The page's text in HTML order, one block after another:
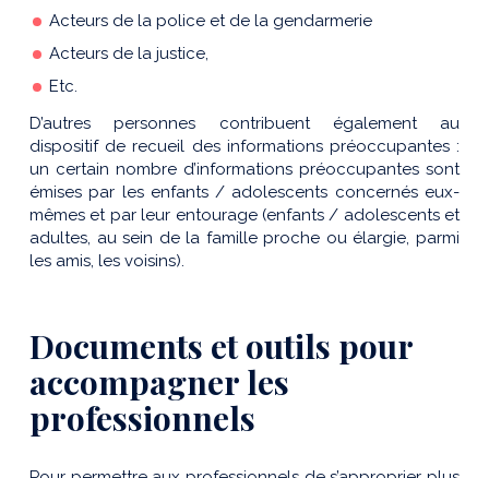
Acteurs de la police et de la gendarmerie
Acteurs de la justice,
Etc.
D’autres personnes contribuent également au
dispositif de recueil des informations préoccupantes :
un certain nombre d’informations préoccupantes sont
émises par les enfants / adolescents concernés eux-
mêmes et par leur entourage (enfants / adolescents et
adultes, au sein de la famille proche ou élargie, parmi
les amis, les voisins).
Documents et outils pour
accompagner les
professionnels